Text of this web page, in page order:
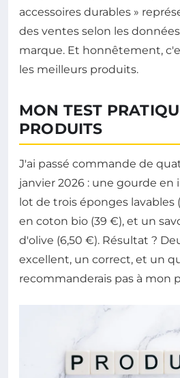
accessoires durables »
des ventes selon les
marque. Et honnêtement,
les meilleurs produits.
MON TEST
PRODUITS
J'ai passé commande de
janvier 2026 : une gourde en
lot de trois éponges lavables
en coton bio (39 €), et un
d'olive (6,50 €). Résultat ?
excellent, un correct, et un
recommanderais pas à mon